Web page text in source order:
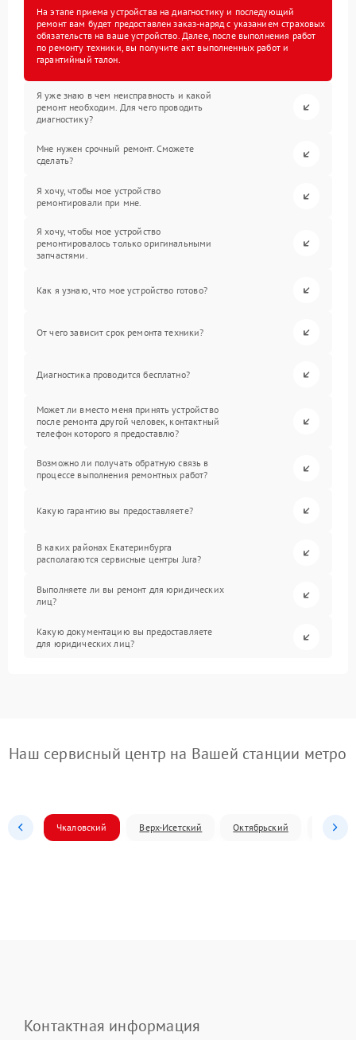
На этапе приема устройства на диагностику и последующий
ремонт вам будет предоставлен заказ-наряд с указанием страховых
обязательств на ваше устройство. Далее, после выполнения работ
по ремонту техники, вы получите акт выполненных работ и
гарантийный талон.
Я уже знаю в чем неисправность и какой
ремонт необходим. Для чего проводить
диагностику?
Мне нужен срочный ремонт. Сможете
сделать?
Я хочу, чтобы мое устройство
ремонтировали при мне.
Я хочу, чтобы мое устройство
ремонтировалось только оригинальными
запчастями.
Как я узнаю, что мое устройство готово?
От чего зависит срок ремонта техники?
Диагностика проводится бесплатно?
Может ли вместо меня принять устройство
после ремонта другой человек, контактный
телефон которого я предоставлю?
Возможно ли получать обратную связь в
процессе выполнения ремонтных работ?
Какую гарантию вы предоставляете?
В каких районах Екатеринбурга
располагаются сервисные центры Jura?
Выполняете ли вы ремонт для юридических
лиц?
Какую документацию вы предоставляете
для юридических лиц?
Наш сервисный центр на Вашей станции метро
Чкаловский Верх-Исетский Октябрьский
Контактная информация